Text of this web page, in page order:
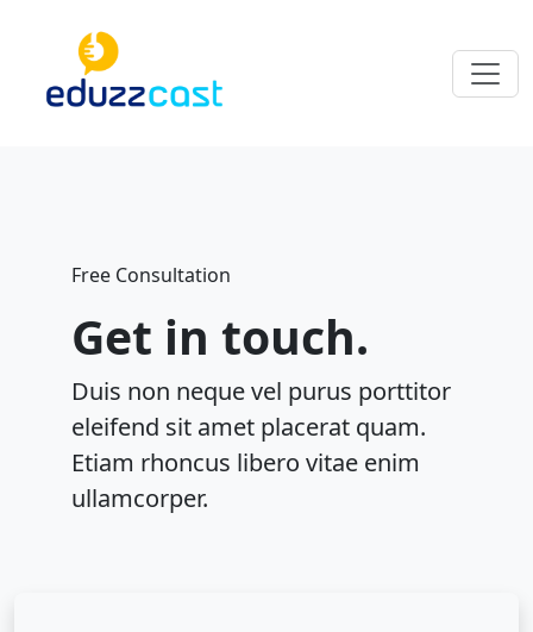
Free Consultation
Get in touch.
Duis non neque vel purus porttitor
eleifend sit amet placerat quam.
Etiam rhoncus libero vitae enim
ullamcorper.